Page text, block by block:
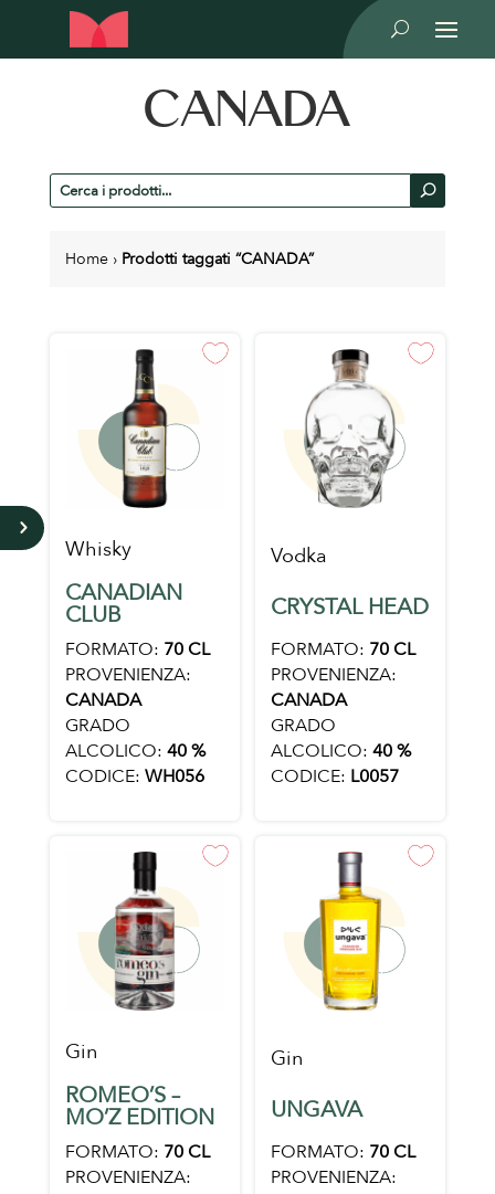
U
CANADA
Cerca
prodotti
U
Home › Prodotti taggati “CANADA”
5
Whisky
CANADIAN
CLUB
FORMATO: 70 CL
PROVENIENZA:
CANADA
GRADO
ALCOLICO: 40 %
CODICE: WH056
Vodka
CRYSTAL HEAD
FORMATO: 70 CL
PROVENIENZA:
CANADA
GRADO
ALCOLICO: 40 %
CODICE: L0057
Gin
ROMEO’S –
MO’Z EDITION
FORMATO: 70 CL
PROVENIENZA:
Gin
UNGAVA
FORMATO: 70 CL
PROVENIENZA: